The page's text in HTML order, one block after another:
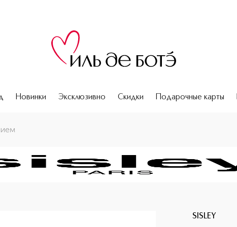
Новинки Эксклюзивно Скидки Подарочные карты
SISLEY